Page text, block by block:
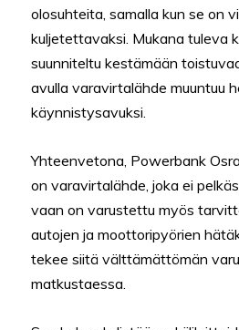
olosuhteita, samalla kun se on
kuljetettavaksi. Mukana tuleva
suunniteltu kestämään
avulla varavirtalähde muuntuu
käynnistysavuksi.
Yhteenvetona, Powerbank
on varavirtalähde, joka ei
vaan on varustettu myös
autojen ja moottoripyörien
tekee siitä välttämättömän
matkustaessa.